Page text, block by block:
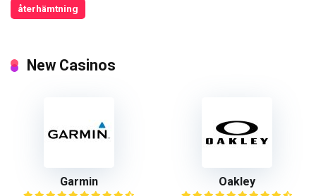
återhämtning
New Casinos
Garmin Oakley